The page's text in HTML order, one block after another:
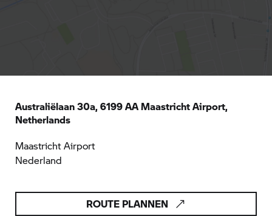
Australiëlaan 30a, 6199 AA Maastricht Airport,
Netherlands
Maastricht Airport
Nederland
ROUTE PLANNEN